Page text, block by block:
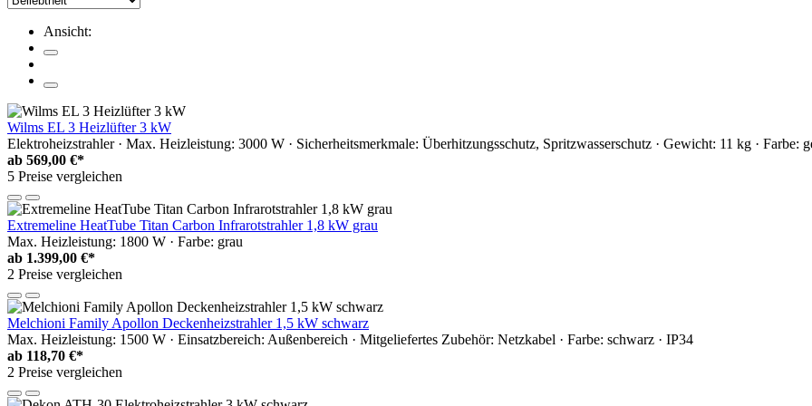
Ansicht:
Wilms EL 3 Heizlüfter 3 kW
Elektroheizstrahler · Max. Heizleistung: 3000 W · Sicherheitsmerkmale: Überhitzungsschutz, Spritzwasserschutz · Gewicht: 11 kg · Farbe:
ab 569,00 €*
5 Preise vergleichen
Extremeline HeatTube Titan Carbon Infrarotstrahler 1,8 kW grau
Max. Heizleistung: 1800 W · Farbe: grau
ab 1.399,00 €*
2 Preise vergleichen
Melchioni Family Apollon Deckenheizstrahler 1,5 kW schwarz
Max. Heizleistung: 1500 W · Einsatzbereich: Außenbereich · Mitgeliefertes Zubehör: Netzkabel · Farbe: schwarz · IP34
ab 118,70 €*
2 Preise vergleichen